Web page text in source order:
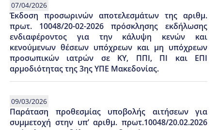
07/04/2026
Έκδοση προσωρινών αποτελεσμάτων της αριθμ.
πρωτ. 10048/20-02-2026 πρόσκλησης εκδήλωσης
ενδιαφέροντος για την κάλυψη κενών και
κενούμενων θέσεων υπόχρεων και μη υπόχρεων
προσωπικών ιατρών σε ΚΥ, ΠΠΙ, ΠΙ και ΕΠΙ
αρμοδιότητας της 3ης ΥΠΕ Μακεδονίας.
09/03/2026
Παράταση προθεσμίας υποβολής αιτήσεων για
συμμετοχή στην υπ’ αριθμ. πρωτ.10048/20.02.2026